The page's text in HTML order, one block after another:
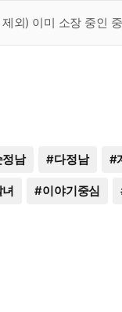
외) 이미 소장 중인
정남 #다정남 #
#이야기중심